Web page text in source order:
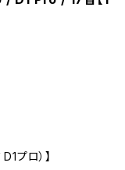
プロ）】